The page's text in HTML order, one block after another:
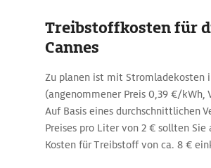
Treibstoffkosten für
Cannes
Zu planen ist mit Stromladekosten
(angenommener Preis 0,39 €/kWh,
Auf Basis eines durchschnittlichen
Preises pro Liter von 2 € sollten Sie
Kosten für Treibstoff von ca. 8 €